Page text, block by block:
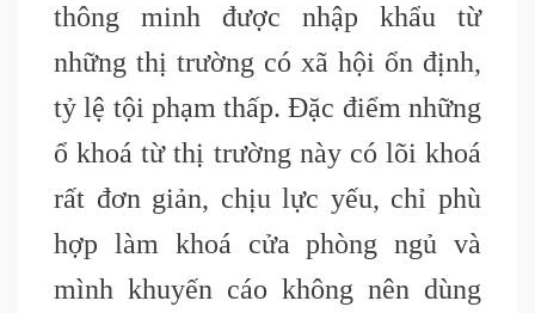
thông minh được nhập khẩu từ
những thị trường có xã hội ổn định,
tỷ lệ tội phạm thấp. Đặc điểm những
ổ khoá từ thị trường này có lõi khoá
rất đơn giản, chịu lực yếu, chỉ phù
hợp làm khoá cửa phòng ngủ và
mình khuyến cáo không nên dùng